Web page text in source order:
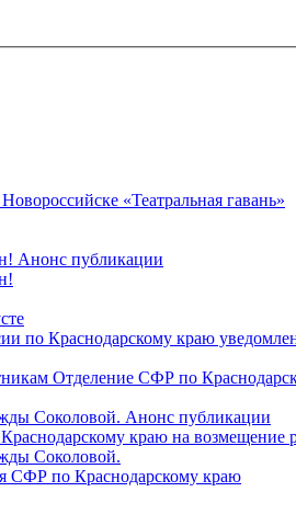
«Театральная гавань»
Анонс публикации
Краснодарскому краю
Отделение СФР по
Соколовой. Анонс публикации
краю на возмещение
Соколовой.
СФР по Краснодарскому краю